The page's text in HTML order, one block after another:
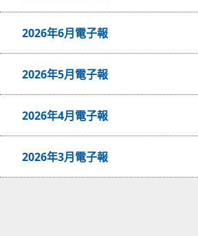
2026年6月電子報
2026年5月電子報
2026年4月電子報
2026年3月電子報